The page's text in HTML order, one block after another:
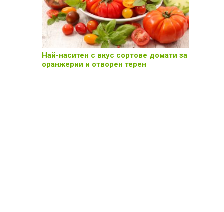
Най-наситен с вкус сортове домати за
оранжерии и отворен терен